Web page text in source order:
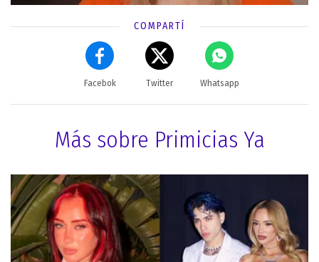
COMPARTÍ
Facebok Twitter Whatsapp
Más sobre Primicias Ya